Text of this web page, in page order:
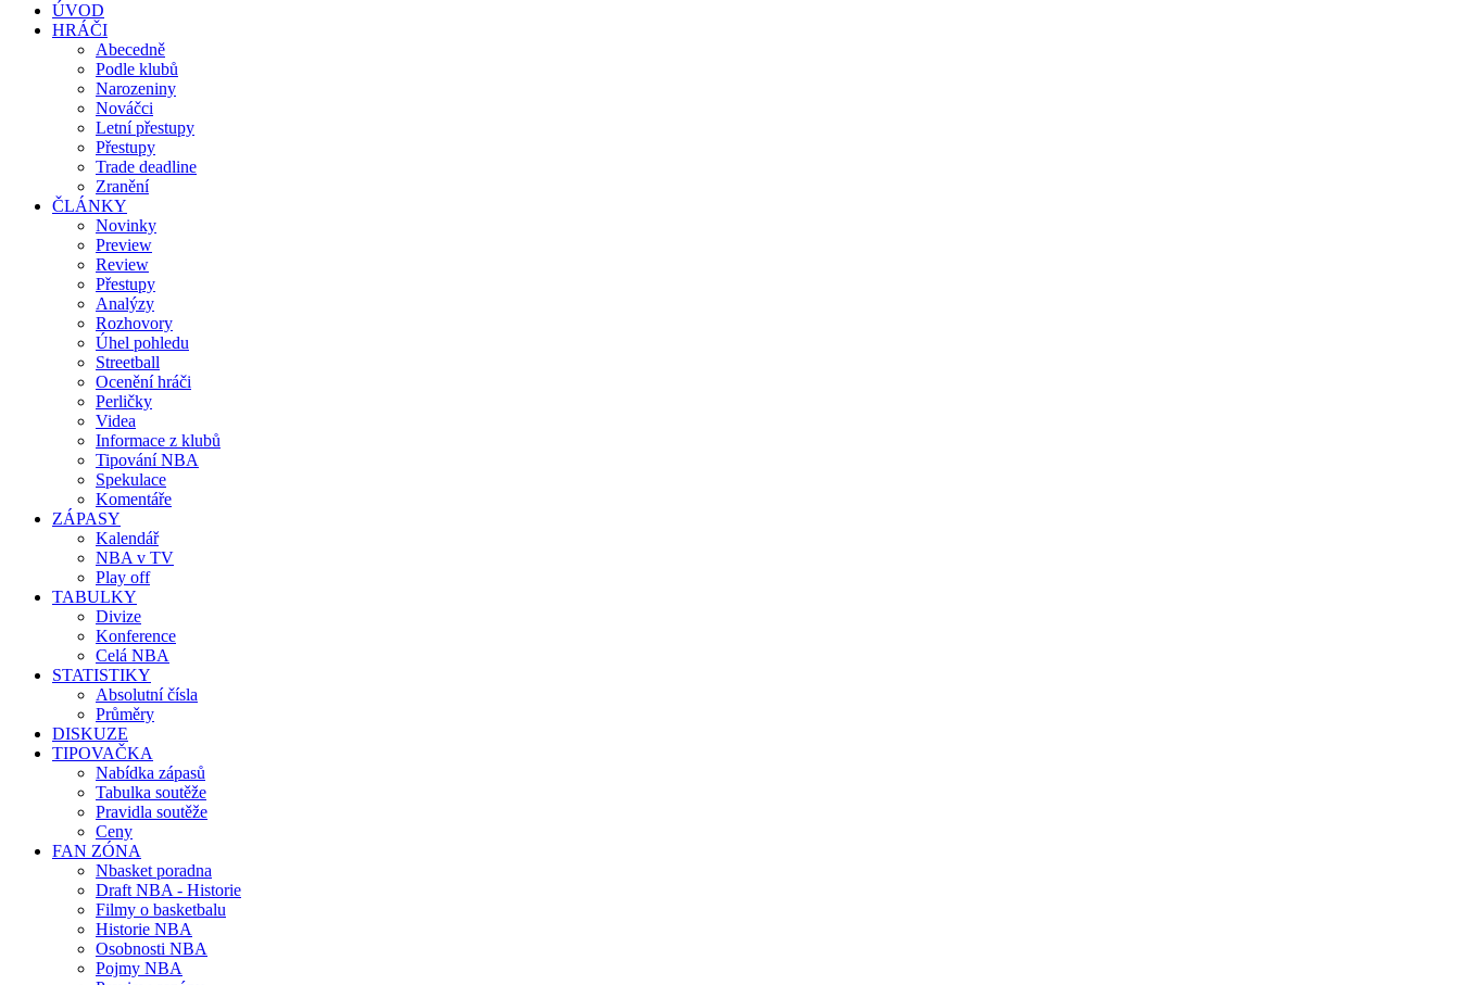
ÚVOD
HRÁČI
Abecedně
Podle klubů
Narozeniny
Nováčci
Letní přestupy
Přestupy
Trade deadline
Zranění
ČLÁNKY
Novinky
Preview
Review
Přestupy
Analýzy
Rozhovory
Úhel pohledu
Streetball
Ocenění hráči
Perličky
Videa
Informace z klubů
Tipování NBA
Spekulace
Komentáře
ZÁPASY
Kalendář
NBA v TV
Play off
TABULKY
Divize
Konference
Celá NBA
STATISTIKY
Absolutní čísla
Průměry
DISKUZE
TIPOVAČKA
Nabídka zápasů
Tabulka soutěže
Pravidla soutěže
Ceny
FAN ZÓNA
Nbasket poradna
Draft NBA - Historie
Filmy o basketbalu
Historie NBA
Osobnosti NBA
Pojmy NBA